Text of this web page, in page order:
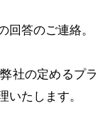
回答のご連絡。
社の定めるプラ
いたします。